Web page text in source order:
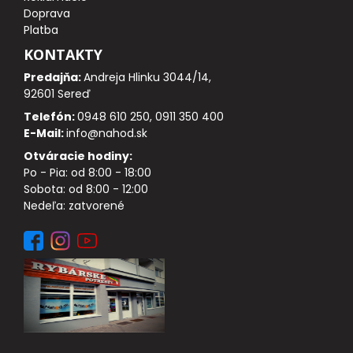
Doprava
Platba
KONTAKTY
Predajňa:Andreja Hlinku 3044/14,
92601 Sereď
Telefón:0948 610 250, 0911 350 400
E-Mail:info@nahod.sk
Otváracie hodiny:
Po - Pia: od 8:00 - 18:00
Sobota: od 8:00 - 12:00
Nedeľa: zatvorené
DOPLNKY K NAVIJAKOM
SPODOVÉ NAVIJAKY
BIŽUTÉRIA
VLASCE, ŠNÚRY, PLETENKY
HÁČIKY
OBRATLÍKY A KARABÍNKY
MONTÁŽE A KLIPY
hotové náväzce
HADIČKY, PREVLEKY, ROVNÁTKA